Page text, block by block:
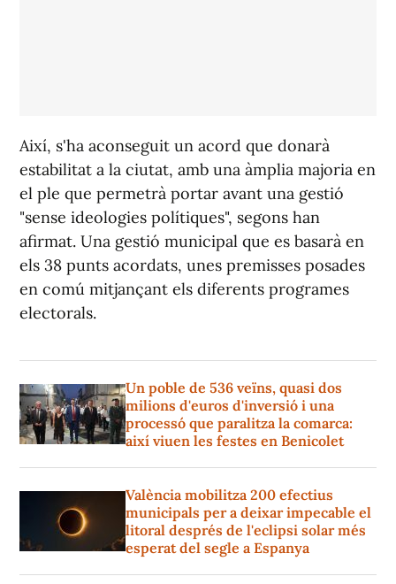
Així, s'ha aconseguit un acord que donarà
estabilitat a la ciutat, amb una àmplia majoria en
el ple que permetrà portar avant una gestió
"sense ideologies polítiques", segons han
afirmat. Una gestió municipal que es basarà en
els 38 punts acordats, unes premisses posades
en comú mitjançant els diferents programes
electorals.
Un poble de 536 veïns, quasi dos
milions d'euros d'inversió i una
processó que paralitza la comarca:
així viuen les festes en Benicolet
València mobilitza 200 efectius
municipals per a deixar impecable el
litoral després de l'eclipsi solar més
esperat del segle a Espanya